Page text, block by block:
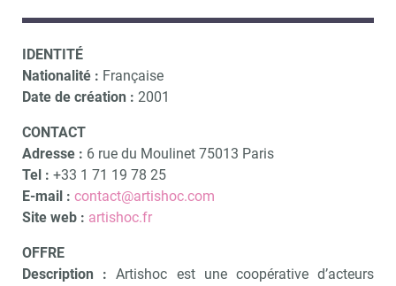
IDENTITÉ
Nationalité : Française
Date de création : 2001
CONTACT
Adresse : 6 rue du Moulinet 75013 Paris
Tel : +33 1 71 19 78 25
E-mail : contact@artishoc.com
Site web : artishoc.fr
OFFRE
Description :Artishoc est une coopérative d’acteurs